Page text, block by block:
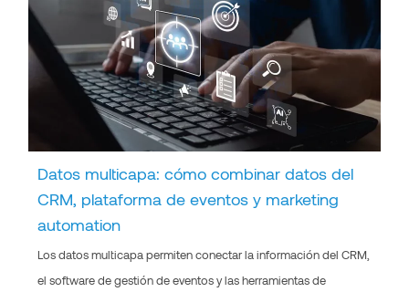
Datos multicapa: cómo combinar datos del
CRM, plataforma de eventos y marketing
automation
Los datos multicapa permiten conectar la información del CRM,
el software de gestión de eventos y las herramientas de